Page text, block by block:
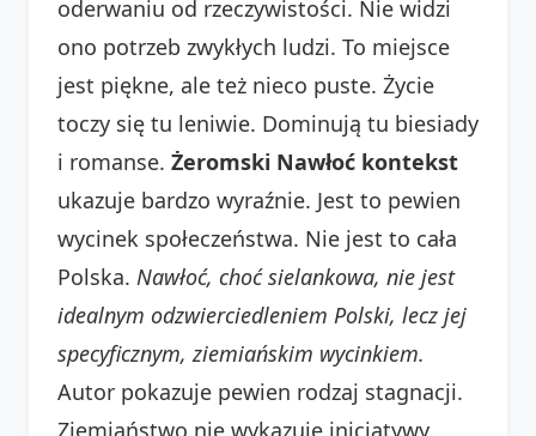
oderwaniu od rzeczywistości. Nie widzi
ono potrzeb zwykłych ludzi. To miejsce
jest piękne, ale też nieco puste. Życie
toczy się tu leniwie. Dominują tu biesiady
i romanse. Żeromski Nawłoć kontekst
ukazuje bardzo wyraźnie. Jest to pewien
wycinek społeczeństwa. Nie jest to cała
Polska. Nawłoć, choć sielankowa, nie jest
idealnym odzwierciedleniem Polski, lecz jej
specyficznym, ziemiańskim wycinkiem.
Autor pokazuje pewien rodzaj stagnacji.
Ziemiaństwo nie wykazuje inicjatywy.